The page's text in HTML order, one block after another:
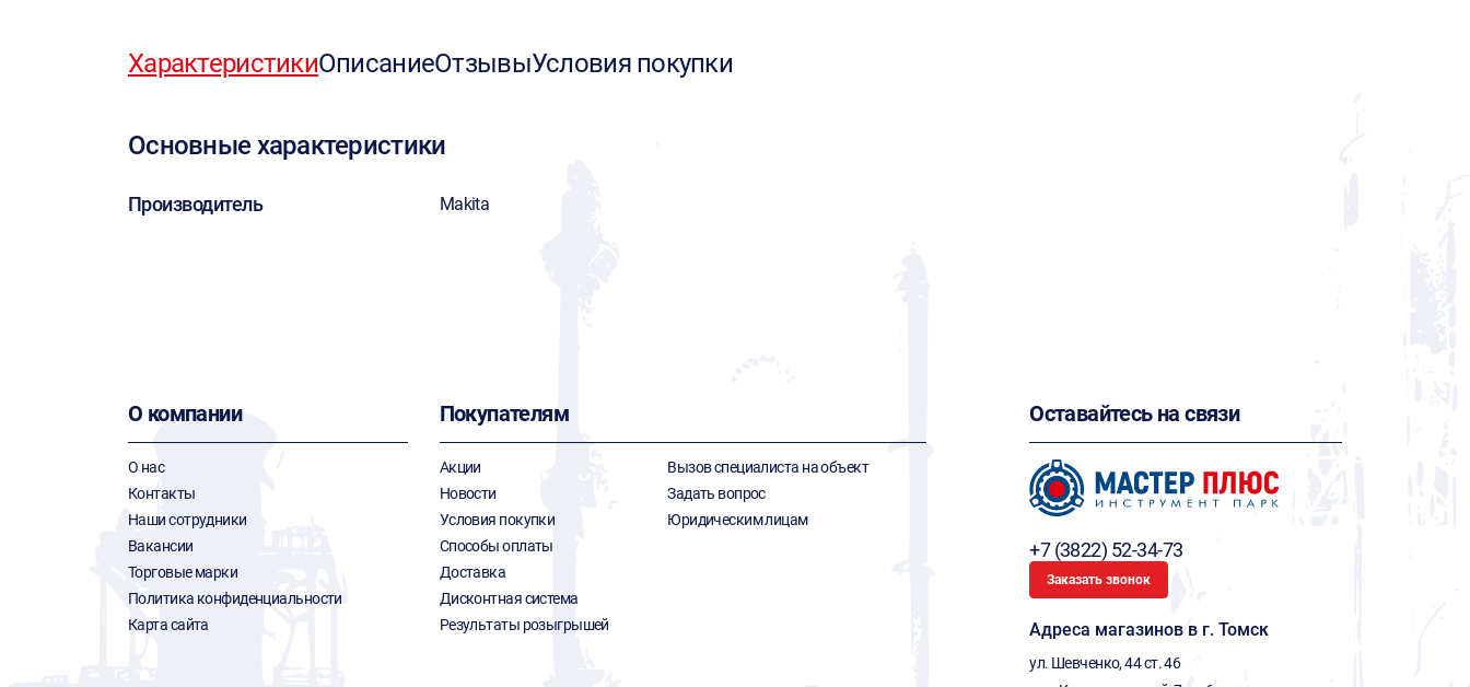
ХарактеристикиОписаниеОтзывыУсловия покупки
Основные характеристики
Производитель Makita
О компании
О нас
Контакты
Наши сотрудники
Вакансии
Торговые марки
Политика конфиденциальности
Карта сайта
Покупателям
Акции
Новости
Условия покупки
Способы оплаты
Доставка
Дисконтная система
Результаты розыгрышей
Вызов специалиста на объект
Задать вопрос
Юридическим лицам
Оставайтесь на связи
+7 (3822) 52-34-73
Заказать звонок
Адреса магазинов в г. Томск
ул. Шевченко, 44 ст. 46